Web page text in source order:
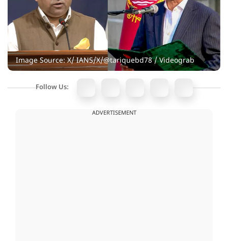
Image Source: X/ IANS/X/@tariquebd78 / Videograb
Follow Us:
ADVERTISEMENT